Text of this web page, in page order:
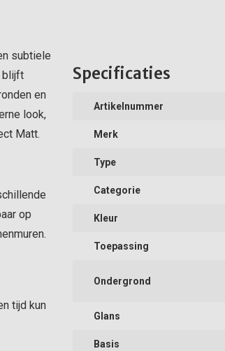
subtiele
blijft
en
look,
Matt.
op
tijd kun
Specificaties
Artikelnummer
Merk
Type
Categorie
Kleur
Toepassing
Ondergrond
Glans
Basis